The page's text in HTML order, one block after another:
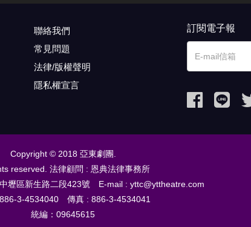
聯絡我們
常見問題
法律/版權聲明
隱私權宣言
訂閱電子報
Copyright © 2018 亞東劇團.
reserved. 法律顧問 : 恩典法律事務所
壢區新生路二段423號 E-mail : yttc@yttheatre.com
3-4534040 傳真 : 886-3-4534041
統編：09645615